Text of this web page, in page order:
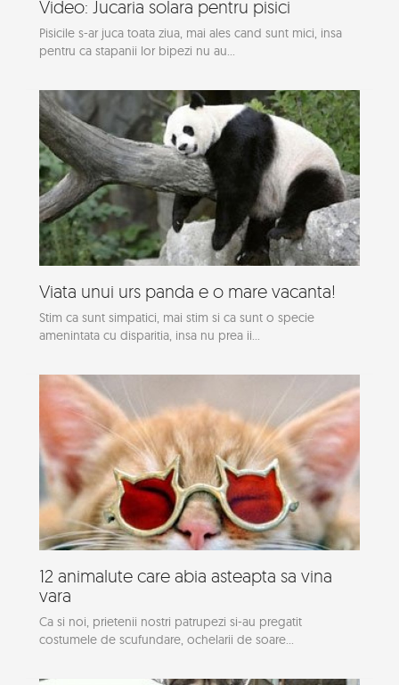
Video: Jucaria solara pentru pisici
Pisicile s-ar juca toata ziua, mai ales cand sunt mici, insa
pentru ca stapanii lor bipezi nu au...
Viata unui urs panda e o mare vacanta!
Stim ca sunt simpatici, mai stim si ca sunt o specie
amenintata cu disparitia, insa nu prea ii...
12 animalute care abia asteapta sa vina
vara
Ca si noi, prietenii nostri patrupezi si-au pregatit
costumele de scufundare, ochelarii de soare...